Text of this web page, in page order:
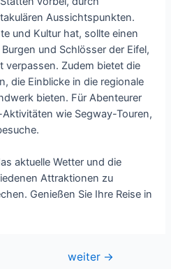
Aussichtspunkten.
und Kultur hat, sollte einen
und Schlösser der Eifel,
verpassen. Zudem bietet die
die Einblicke in die regionale
bieten. Für Abenteurer
wie Segway-Touren,
aktuelle Wetter und die
Attraktionen zu
Genießen Sie Ihre Reise in
weiter →